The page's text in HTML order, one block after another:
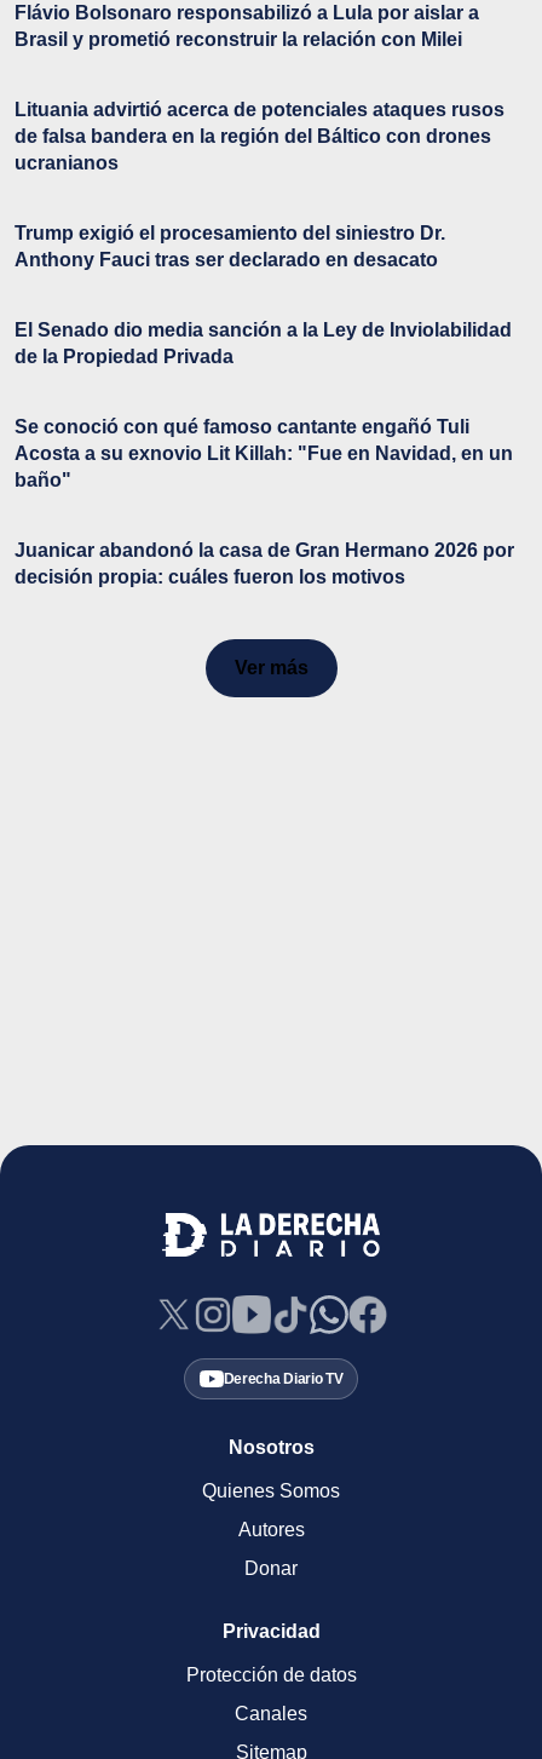
Flávio Bolsonaro responsabilizó a Lula por aislar a
Brasil y prometió reconstruir la relación con Milei
Lituania advirtió acerca de potenciales ataques rusos
de falsa bandera en la región del Báltico con drones
ucranianos
Trump exigió el procesamiento del siniestro Dr.
Anthony Fauci tras ser declarado en desacato
El Senado dio media sanción a la Ley de Inviolabilidad
de la Propiedad Privada
Se conoció con qué famoso cantante engañó Tuli
Acosta a su exnovio Lit Killah: "Fue en Navidad, en un
baño"
Juanicar abandonó la casa de Gran Hermano 2026 por
decisión propia: cuáles fueron los motivos
Ver más
Derecha Diario TV
Nosotros
Quienes Somos
Autores
Donar
Privacidad
Protección de datos
Canales
Sitemap